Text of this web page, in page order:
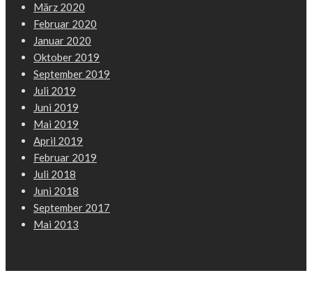
März 2020
Februar 2020
Januar 2020
Oktober 2019
September 2019
Juli 2019
Juni 2019
Mai 2019
April 2019
Februar 2019
Juli 2018
Juni 2018
September 2017
Mai 2013